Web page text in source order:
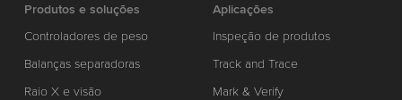
Produtos e soluções
Controladores de peso
Balanças separadoras
Raio X e visão
Aplicações
Inspeção de produtos
Track and Trace
Mark & Verify